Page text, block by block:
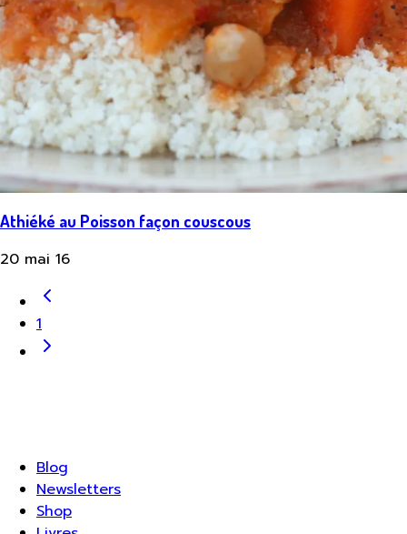
Athiéké au Poisson façon couscous
20 mai 16
1
Blog
Newsletters
Shop